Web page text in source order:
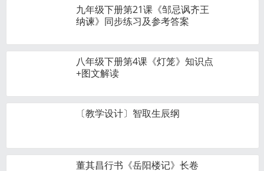
九年级下册第21课《邹忌讽齐王
纳谏》同步练习及参考答案
八年级下册第4课《灯笼》知识点
+图文解读
〔教学设计〕智取生辰纲
董其昌行书《岳阳楼记》长卷